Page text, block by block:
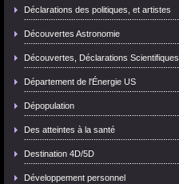
Déclarations des politiques, et artistes
Découvertes Astronomie
Découvertes, Déclarations Scientifiques
Département de l'Énergie US
Dépopulation
Des atteintes à la santé
Destination 4D/5D
Développement personnel